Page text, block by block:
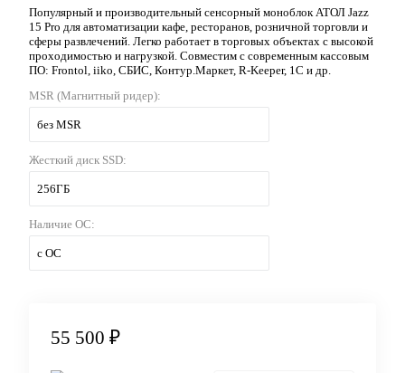
Популярный и производительный сенсорный моноблок АТОЛ Jazz
15 Pro для автоматизации кафе, ресторанов, розничной торговли и
сферы развлечений. Легко работает в торговых объектах с высокой
проходимостью и нагрузкой. Совместим с современным кассовым
ПО: Frontol, iiko, СБИС, Контур.Маркет, R-Keeper, 1C и др.
MSR (Магнитный ридер):
без MSR
Жесткий диск SSD:
256ГБ
Наличие ОС:
с ОС
55 500 ₽